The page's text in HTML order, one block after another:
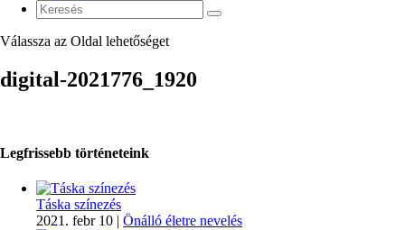
Válassza az Oldal lehetőséget
digital-2021776_1920
Legfrissebb történeteink
Táska színezés
2021. febr 10 | Önálló életre nevelés